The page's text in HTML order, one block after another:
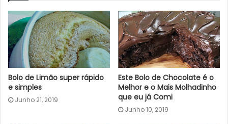
Bolo de Limão super rápido
e simples
Junho 21, 2019
Este Bolo de Chocolate é o
Melhor e o Mais Molhadinho
que eu já Comi
Junho 10, 2019